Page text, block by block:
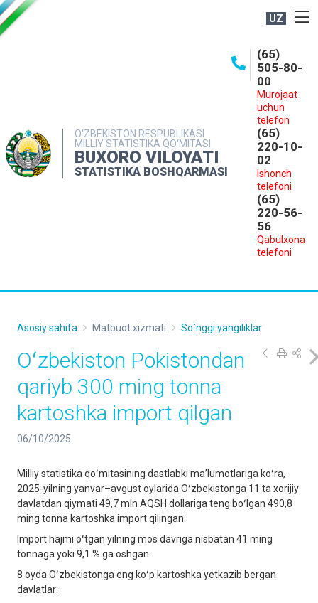
UZ
O‘ZBEKISTON RESPUBLIKASI
MILLIY STATISTIKA QO‘MITASI
BUXORO VILOYATI
STATISTIKA BOSHQARMASI
(65)
505-80-
00
Murojaat
uchun
telefon
(65)
220-10-
02
Ishonch
telefoni
(65)
220-56-
56
Qabulxona
telefoni
MATBUOT XIZMATI
MUROJAATLAR
Asosiy sahifa Matbuot xizmati So`nggi yangiliklar
Oʻzbekiston Pokistondan
qariyb 300 ming tonna
kartoshka import qilgan
06/10/2025
Milliy statistika qoʻmitasining dastlabki maʼlumotlariga koʻra,
2025-yilning yanvar–avgust oylarida Oʻzbekistonga 11 ta xorijiy
davlatdan qiymati 49,7 mln AQSH dollariga teng boʻlgan 490,8
ming tonna kartoshka import qilingan.
Import hajmi oʻtgan yilning mos davriga nisbatan 41 ming
tonnaga yoki 9,1 % ga oshgan.
8 oyda Oʻzbekistonga eng koʻp kartoshka yetkazib bergan
davlatlar: